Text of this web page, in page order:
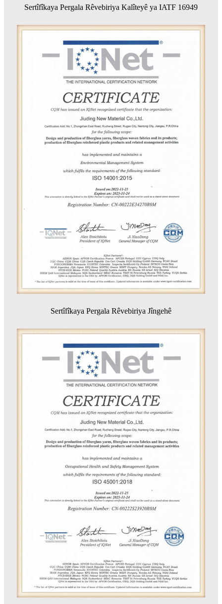
Sertîfîkaya Pergala Rêvebiriya Kalîteyê ya IATF 16949
Sertîfîkaya Pergala Rêvebiriya Jîngehê